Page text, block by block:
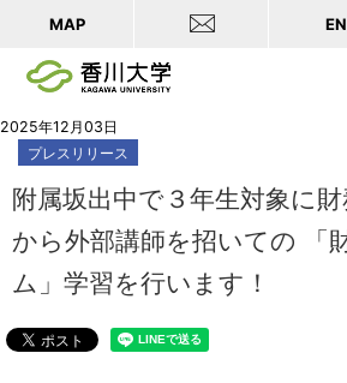
MAP EN
2025年12月03日
プレスリリース
附属坂出中で３年生対象に
から外部講師を招いての 「
ム」学習を行います！